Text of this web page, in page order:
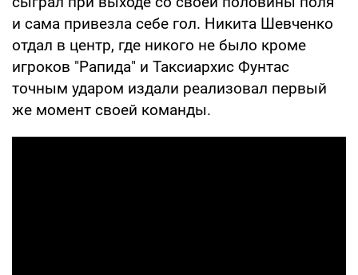
и сама привезла себе гол. Никита Шевченко
отдал в центр, где никого не было кроме
игроков "Рапида" и Таксиархис Фунтас
точным ударом издали реализовал первый
же момент своей команды.